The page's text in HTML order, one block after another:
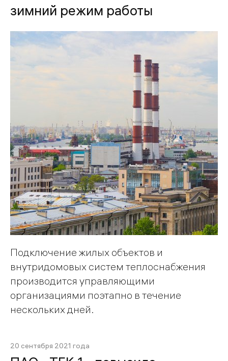
зимний режим работы
Подключение жилых объектов и
внутридомовых систем теплоснабжения
производится управляющими
организациями поэтапно в течение
нескольких дней.
20 сентября 2021 года